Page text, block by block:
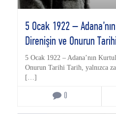
5 Ocak 1922 –
Direnişin ve Onurun Tarihi
5 Ocak 1922 – Adana’nın
Onurun Tarihi Tarih, yalnızca
[…]
0